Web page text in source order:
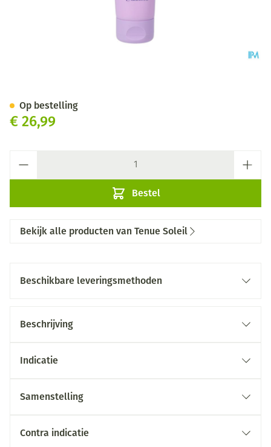
€ 26,99
Bestel
Op bestelling
Bekijk alle producten van Tenue Soleil
Beschikbare leveringsmethoden
Beschrijving
Indicatie
Samenstelling
Contra indicatie